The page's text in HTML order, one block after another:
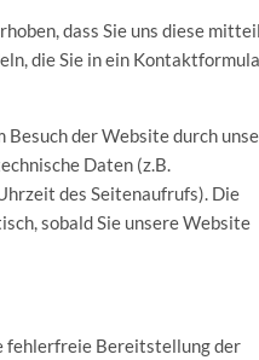
dass Sie uns diese
die Sie in ein
der Website durch
Daten (z.B.
des Seitenaufrufs). Die
sobald Sie unsere Website
fehlerfreie Bereitstellung der